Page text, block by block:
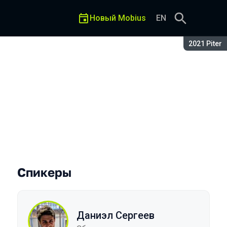
Сезон:
2021 Piter
Новый Mobius EN
Спикеры
Даниэл Сергеев